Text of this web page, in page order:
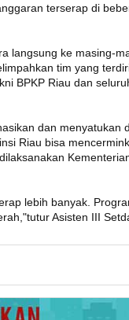
terserap di
langsung ke masing-
tim yang
BPKP Riau dan
dan menyatukan
Riau bisa
lebih banyak.
Asisten III